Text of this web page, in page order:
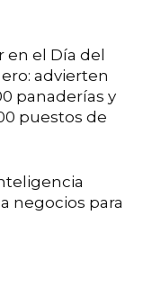
en el Día del
advierten
panaderías y
puestos de
negocios para